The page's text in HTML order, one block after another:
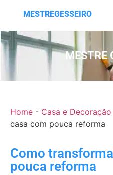
MESTREGESSEIRO
MESTRE
Home - Casa e Decoração
casa com pouca reforma
Como
pouca reforma